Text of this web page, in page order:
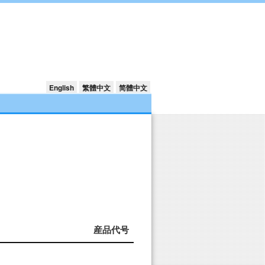
简體中文
繁體中文
English
産品代号